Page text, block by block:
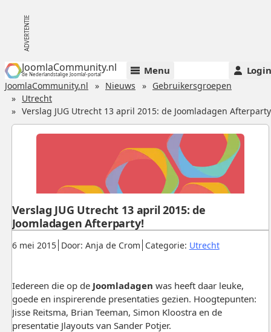
JoomlaCommunity.nl
de Nederlandstalige Joomla!-portal Menu Login
JoomlaCommunity.nl Nieuws
Gebruikersgroepen
Utrecht
Verslag JUG Utrecht 13 april 2015: de Joomladagen
Gepubliceerd:
6 mei 2015. Door: Anja de Crom. Categorie: Utrecht.
Verslag JUG Utrecht 13 april 2015: de
Joomladagen Afterparty!
Iedereen die op de Joomladagen was heeft daar leuke,
goede en inspirerende presentaties gezien. Hoogtepunten:
Jisse Reitsma, Brian Teeman, Simon Kloostra en de
presentatie Jlayouts van Sander Potjer.